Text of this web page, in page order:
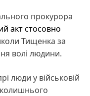
прокурора
акт стосовно
Тищенка за
волі людини.
люди у військовій